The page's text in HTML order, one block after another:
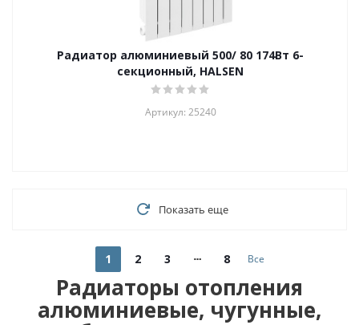
Радиатор алюминиевый 500/ 80 174Вт 6-
секционный, HALSEN
Артикул: 25240
Показать еще
1 2 3 8 Все
Радиаторы отопления
алюминиевые, чугунные,